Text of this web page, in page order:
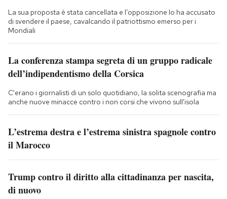
La sua proposta è stata cancellata e l’opposizione lo ha accusato
di svendere il paese, cavalcando il patriottismo emerso per i
Mondiali
La conferenza stampa segreta di un gruppo radicale
dell’indipendentismo della Corsica
C'erano i giornalisti di un solo quotidiano, la solita scenografia ma
anche nuove minacce contro i non corsi che vivono sull'isola
L’estrema destra e l’estrema sinistra spagnole contro
il Marocco
Trump contro il diritto alla cittadinanza per nascita,
di nuovo